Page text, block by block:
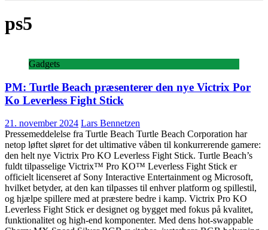
ps5
Gadgets
PM: Turtle Beach præsenterer den nye Victrix Por
Ko Leverless Fight Stick
21. november 2024 Lars Bennetzen
Pressemeddelelse fra Turtle Beach Turtle Beach Corporation har
netop løftet sløret for det ultimative våben til konkurrerende gamere:
den helt nye Victrix Pro KO Leverless Fight Stick. Turtle Beach’s
fuldt tilpasselige Victrix™ Pro KO™ Leverless Fight Stick er
officielt licenseret af Sony Interactive Entertainment og Microsoft,
hvilket betyder, at den kan tilpasses til enhver platform og spillestil,
og hjælpe spillere med at præstere bedre i kamp. Victrix Pro KO
Leverless Fight Stick er designet og bygget med fokus på kvalitet,
funktionalitet og high-end komponenter. Med dens hot-swappable